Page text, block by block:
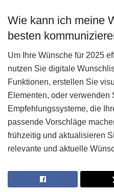
Wie kann ich meine
besten
Um Ihre Wünsche für 2025
nutzen Sie digitale
Funktionen, erstellen Sie
Elementen, oder verwenden
Empfehlungssysteme, die
passende Vorschläge
frühzeitig und aktualisieren
relevante und aktuelle